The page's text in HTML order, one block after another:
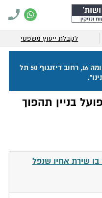
ונזיקין
לקבלת ייעוץ משפטי
כתובתנו: מגדל על דיזנגוף סנטר קומה 16, רחוב דיזנגוף 50 תל
בניין תהפוך
בו שירת אחיו שנפל